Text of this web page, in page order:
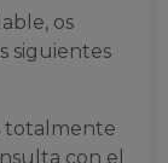
os
siguientes
totalmente
con el